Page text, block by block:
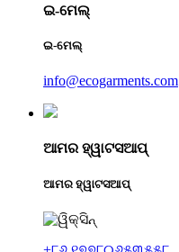
ଇ-ମେଲ୍
ଇ-ମେଲ୍
info@ecogarments.com
ଆମର ହ୍ୱାଟସଆପ୍
ଆମର ହ୍ୱାଟସଆପ୍